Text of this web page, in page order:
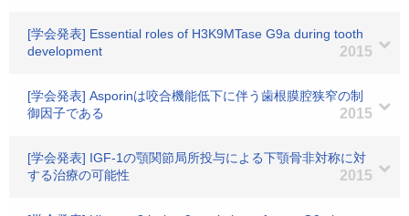
[学会発表] Essential roles of H3K9MTase G9a during tooth
development
2015
[学会発表] Asporinは咬合機能低下に伴う歯根膜腔狭窄の制
御因子である
2015
[学会発表] IGF-1の顎関節局所投与による下顎骨非対称に対
する治療の可能性
2015